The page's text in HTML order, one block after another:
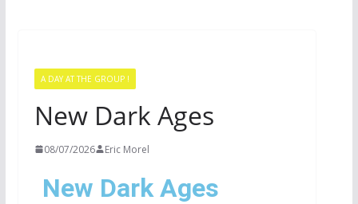
A DAY AT THE GROUP !
New Dark Ages
08/07/2026 Eric Morel
New Dark Ages